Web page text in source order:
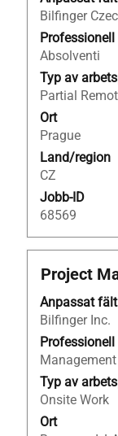
Bilfinger
Professionell
Absolventi
Typ av
Partial
Ort
Prague
Land/region
CZ
Jobb-ID
68569
att
visa
allt
innehåll
i
Titel
Project
Anpassat fält
Bilfinger Inc.
Professionell
Management
Typ av
Onsite Work
Ort
Klicka
för
att
visa
allt
innehåll
i